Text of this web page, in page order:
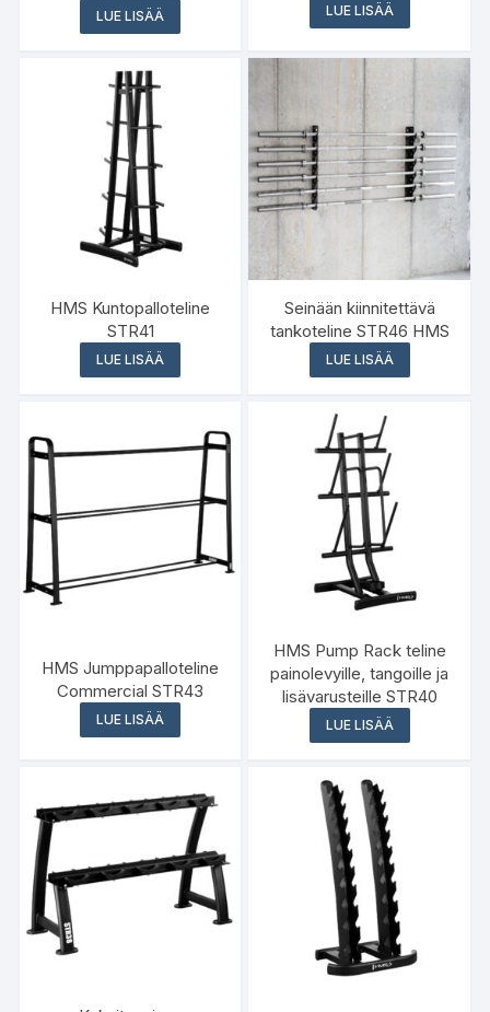
LUE LISÄÄ LUE LISÄÄ
HMS Kuntopalloteline
STR41
LUE LISÄÄ
Seinään kiinnitettävä
tankoteline STR46 HMS
LUE LISÄÄ
HMS Jumppapalloteline
Commercial STR43
LUE LISÄÄ
HMS Pump Rack teline
painolevyille, tangoille ja
lisävarusteille STR40
LUE LISÄÄ